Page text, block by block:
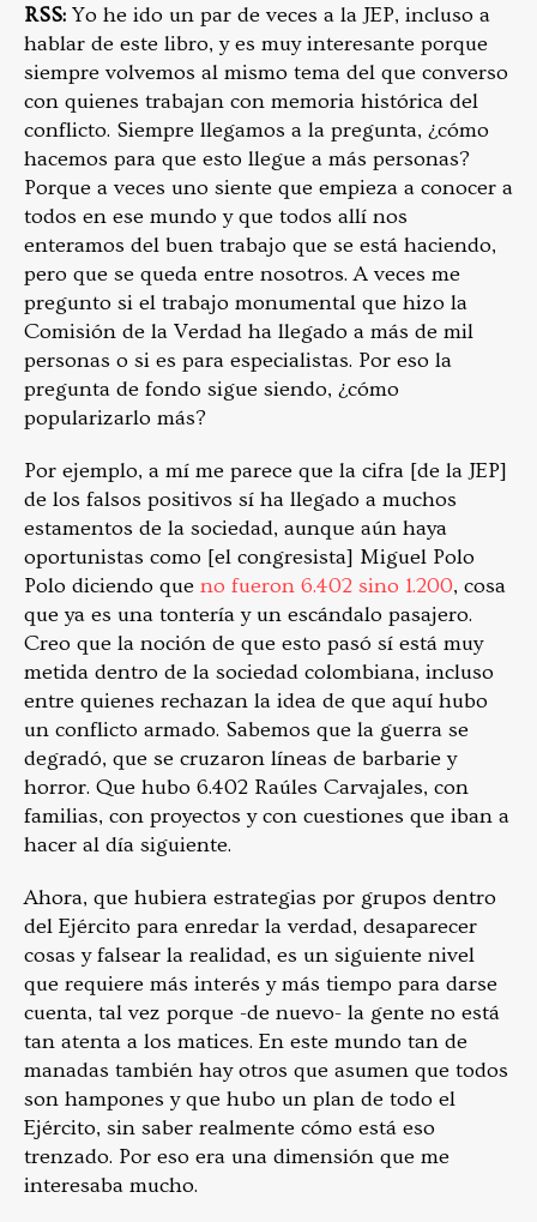
RSS: Yo he ido un par de veces a la JEP, incluso a
hablar de este libro, y es muy interesante porque
siempre volvemos al mismo tema del que converso
con quienes trabajan con memoria histórica del
conflicto. Siempre llegamos a la pregunta, ¿cómo
hacemos para que esto llegue a más personas?
Porque a veces uno siente que empieza a conocer a
todos en ese mundo y que todos allí nos
enteramos del buen trabajo que se está haciendo,
pero que se queda entre nosotros. A veces me
pregunto si el trabajo monumental que hizo la
Comisión de la Verdad ha llegado a más de mil
personas o si es para especialistas. Por eso la
pregunta de fondo sigue siendo, ¿cómo
popularizarlo más?
Por ejemplo, a mí me parece que la cifra [de la JEP]
de los falsos positivos sí ha llegado a muchos
estamentos de la sociedad, aunque aún haya
oportunistas como [el congresista] Miguel Polo
Polo diciendo que no fueron 6.402 sino 1.200, cosa
que ya es una tontería y un escándalo pasajero.
Creo que la noción de que esto pasó sí está muy
metida dentro de la sociedad colombiana, incluso
entre quienes rechazan la idea de que aquí hubo
un conflicto armado. Sabemos que la guerra se
degradó, que se cruzaron líneas de barbarie y
horror. Que hubo 6.402 Raúles Carvajales, con
familias, con proyectos y con cuestiones que iban a
hacer al día siguiente.
Ahora, que hubiera estrategias por grupos dentro
del Ejército para enredar la verdad, desaparecer
cosas y falsear la realidad, es un siguiente nivel
que requiere más interés y más tiempo para darse
cuenta, tal vez porque -de nuevo- la gente no está
tan atenta a los matices. En este mundo tan de
manadas también hay otros que asumen que todos
son hampones y que hubo un plan de todo el
Ejército, sin saber realmente cómo está eso
trenzado. Por eso era una dimensión que me
interesaba mucho.